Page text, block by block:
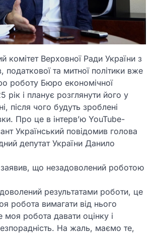
комітет Верховної Ради України з
податкової та митної політики вже
роботу Бюро економічної
рік і планує розглянути його у
після чого будуть зроблені
Про це в інтерв’ю YouTube-
Український повідомив голова
депутат України Данило
що незадоволений роботою
результатами роботи, це
робота вимагати від нього
моя робота давати оцінку і
На жаль, маємо те,